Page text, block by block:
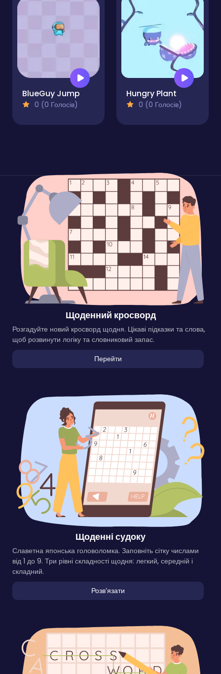
BlueGuy Jump
0 (0 Голосів)
Hungry Plant
0 (0 Голосів)
Щоденний кросворд
Розгадуйте новий кросворд щодня. Цікаві підказки та слова,
щоб розвинути логіку та словниковий запас.
Перейти
Щоденні судоку
Славетна японська головоломка. Заповніть сітку числами
від 1 до 9. Три рівні складності щодня: легкий, середній і
складний.
Розвʼязати